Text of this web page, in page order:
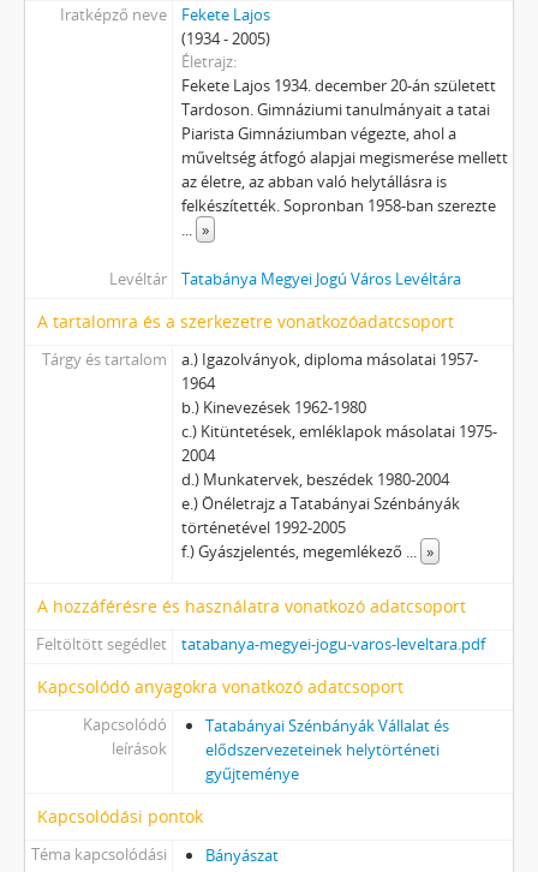
[fondfőcsoport] XV - Gyűjtemények, 1223 - 2024
[fondfőcsoport] XVII - Néphatalmi és különleges feladatokra létrejött bizottságok, 1945 - 1949
[fondfőcsoport] XXIII - Tanácsok, 1946 - 2002
[fondfőcsoport] XXIV - Az államigazgatás területi szervei, 1899 - 2002
[fondfőcsoport] XXIX - Vállalatok, 1896 - 2004
[fondfőcsoport] XXXIII - Külön intézkedéssel levéltárba utalt iratok, 1895 - 2014
[fondfőcsoport] XXXVII - MJV önkormányzatok, 1990 - 2012
Iratképző neve
Fekete Lajos
(1934 - 2005)
Életrajz
Fekete Lajos 1934. december 20-án született
Tardoson. Gimnáziumi tanulmányait a tatai
Piarista Gimnáziumban végezte, ahol a
műveltség átfogó alapjai megismerése mellett
az életre, az abban való helytállásra is
felkészítették. Sopronban 1958-ban szerezte
... »
Levéltár Tatabánya Megyei Jogú Város Levéltára
A tartalomra és a szerkezetre vonatkozóadatcsoport
Tárgy és tartalom
a.) Igazolványok, diploma másolatai 1957-
1964
b.) Kinevezések 1962-1980
c.) Kitüntetések, emléklapok másolatai 1975-
2004
d.) Munkatervek, beszédek 1980-2004
e.) Önéletrajz a Tatabányai Szénbányák
történetével 1992-2005
f.) Gyászjelentés, megemlékező ... »
A hozzáférésre és használatra vonatkozó adatcsoport
Feltöltött segédlet tatabanya-megyei-jogu-varos-leveltara.pdf
Kapcsolódó anyagokra vonatkozó adatcsoport
Kapcsolódó
leírások
Tatabányai Szénbányák Vállalat és
elődszervezeteinek helytörténeti
gyűjteménye
Kapcsolódási pontok
Téma kapcsolódási
Bányászat